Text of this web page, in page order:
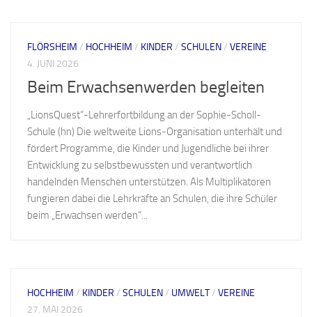
FLÖRSHEIM / HOCHHEIM / KINDER / SCHULEN/ VEREINE
4. JUNI 2026
Beim Erwachsenwerden begleiten
„LionsQuest“-Lehrerfortbildung an der Sophie-Scholl-
Schule (hn) Die weltweite Lions-Organisation unterhält und
fördert Programme, die Kinder und Jugendliche bei ihrer
Entwicklung zu selbstbewussten und verantwortlich
handelnden Menschen unterstützen. Als Multiplikatoren
fungieren dabei die Lehrkräfte an Schulen, die ihre Schüler
beim „Erwachsen werden“...
HOCHHEIM / KINDER / SCHULEN/ UMWELT/ VEREINE
27. MAI 2026